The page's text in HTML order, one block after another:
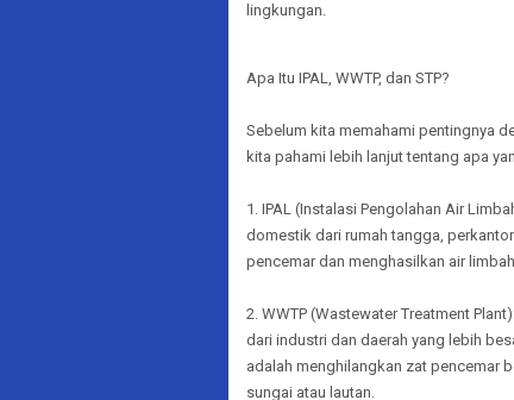
lingkungan.
Apa Itu IPAL, WWTP, dan STP?
Sebelum kita memahami pentingnya
kita pahami lebih lanjut tentang apa
1. IPAL (Instalasi Pengolahan Air
domestik dari rumah tangga,
pencemar dan menghasilkan air
2. WWTP (Wastewater Treatment
dari industri dan daerah yang lebih
adalah menghilangkan zat pencemar
sungai atau lautan.